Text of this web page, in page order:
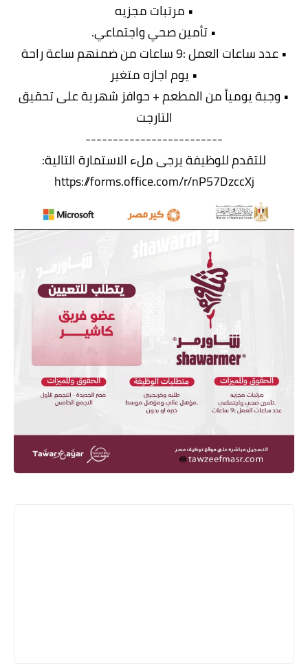
• مرتبات مجزيه
• تأمين صحي واجتماعي.
• عدد ساعات العمل :9 ساعات من ضمنهم ساعة راحة
• يوم اجازه متغير
• وجبة يومياً من المطعم + حوافز شهرية على تحقيق
التارجت
-------------------------
للتقدم للوظيفة يرجى ملء الاستمارة التالية:
https://forms.office.com/r/nP57DzccXj